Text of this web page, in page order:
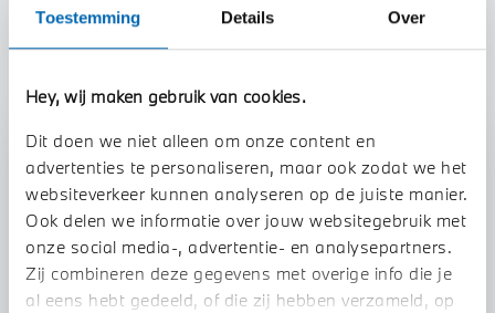
Toestemming Details Over
Hey, wij maken gebruik van cookies.
Dit doen we niet alleen om onze content en
advertenties te personaliseren, maar ook zodat we het
websiteverkeer kunnen analyseren op de juiste manier.
Ook delen we informatie over jouw websitegebruik met
onze social media-, advertentie- en analysepartners.
Zij combineren deze gegevens met overige info die je
al eens hebt gedeeld, of die zij hebben verzameld, op
Uw auto inruilen?
Toon alle eigenschappen